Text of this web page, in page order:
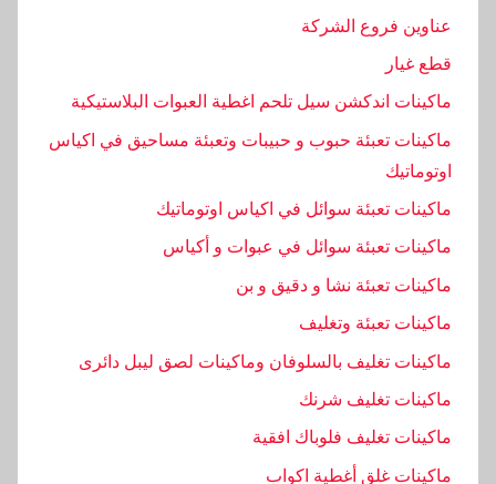
ي
ن
عناوين فروع الشركة
قطع غيار
ماكينات اندكشن سيل تلحم اغطية العبوات البلاستيكية
ماكينات تعبئة حبوب و حبيبات وتعبئة مساحيق في اكياس
اوتوماتيك
ماكينات تعبئة سوائل في اكياس اوتوماتيك
ماكينات تعبئة سوائل في عبوات و أكياس
ماكينات تعبئة نشا و دقيق و بن
ماكينات تعبئة وتغليف
ماكينات تغليف بالسلوفان وماكينات لصق ليبل دائرى
ماكينات تغليف شرنك
ماكينات تغليف فلوباك افقية
ماكينات غلق أغطية اكواب